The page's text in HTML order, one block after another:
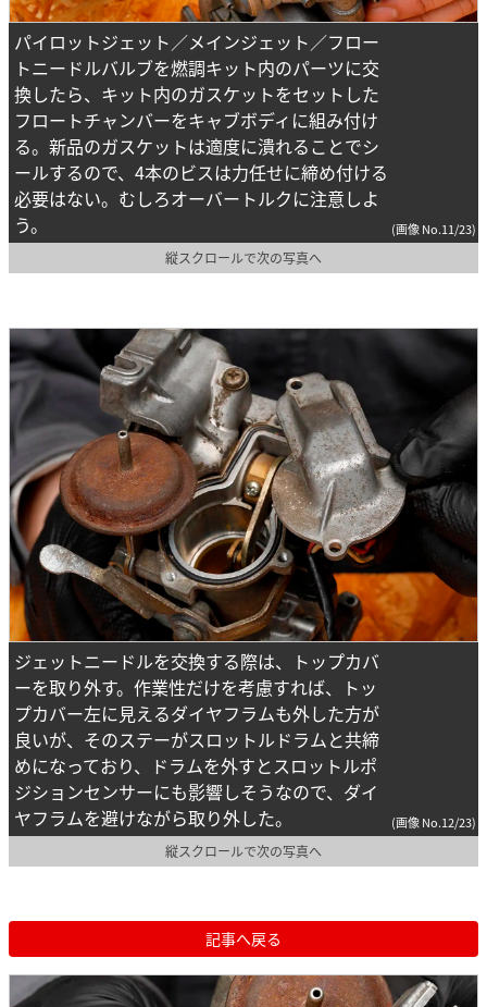
パイロットジェット／メインジェット／フロー
トニードルバルブを燃調キット内のパーツに交
換したら、キット内のガスケットをセットした
フロートチャンバーをキャブボディに組み付け
る。新品のガスケットは適度に潰れることでシ
ールするので、4本のビスは力任せに締め付ける
必要はない。むしろオーバートルクに注意しよ
う。
(画像 No.11/23)
縦スクロールで次の写真へ
ジェットニードルを交換する際は、トップカバ
ーを取り外す。作業性だけを考慮すれば、トッ
プカバー左に見えるダイヤフラムも外した方が
良いが、そのステーがスロットルドラムと共締
めになっており、ドラムを外すとスロットルポ
ジションセンサーにも影響しそうなので、ダイ
ヤフラムを避けながら取り外した。
(画像 No.12/23)
縦スクロールで次の写真へ
記事へ戻る